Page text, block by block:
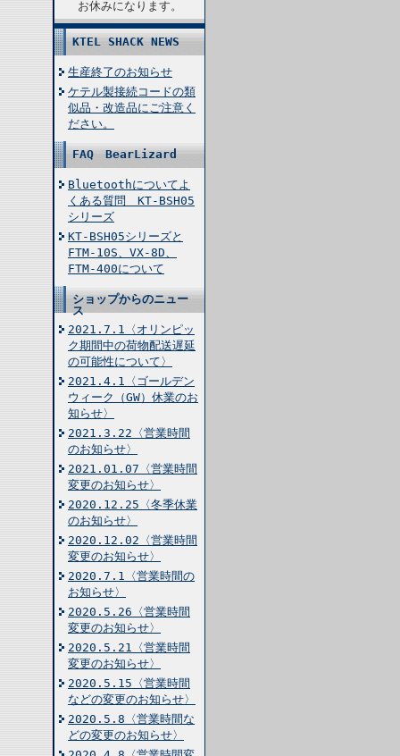
お休みになります。
KTEL SHACK NEWS
生産終了のお知らせ
ケテル製接続コードの類
似品・改造品にご注意く
ださい。
FAQ BearLizard
Bluetoothについてよ
くある質問 KT-BSH05
シリーズ
KT-BSH05シリーズと
FTM-10S、VX-8D、
FTM-400について
ショップからのニュー
ス
2021.7.1〈オリンピッ
ク期間中の荷物配送遅延
の可能性について〉
2021.4.1〈ゴールデン
ウィーク（GW）休業のお
知らせ〉
2021.3.22〈営業時間
のお知らせ〉
2021.01.07〈営業時間
変更のお知らせ〉
2020.12.25〈冬季休業
のお知らせ〉
2020.12.02〈営業時間
変更のお知らせ〉
2020.7.1〈営業時間の
お知らせ〉
2020.5.26〈営業時間
変更のお知らせ〉
2020.5.21〈営業時間
変更のお知らせ〉
2020.5.15〈営業時間
などの変更のお知らせ〉
2020.5.8〈営業時間な
どの変更のお知らせ〉